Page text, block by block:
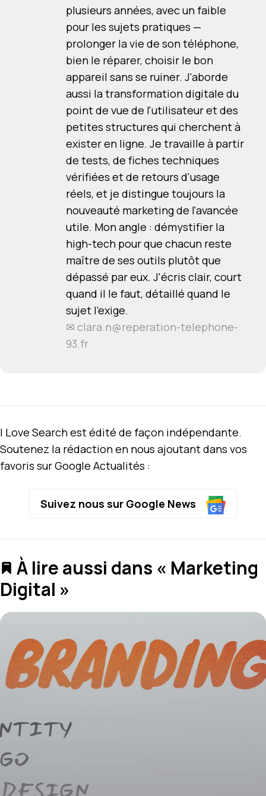
plusieurs années, avec un faible
pour les sujets pratiques —
prolonger la vie de son téléphone,
bien le réparer, choisir le bon
appareil sans se ruiner. J'aborde
aussi la transformation digitale du
point de vue de l'utilisateur et des
petites structures qui cherchent à
exister en ligne. Je travaille à partir
de tests, de fiches techniques
vérifiées et de retours d'usage
réels, et je distingue toujours la
nouveauté marketing de l'avancée
utile. Mon angle : démystifier la
high-tech pour que chacun reste
maître de ses outils plutôt que
dépassé par eux. J'écris clair, court
quand il le faut, détaillé quand le
sujet l'exige.
✉ clara.n@reperation-telephone-
93.fr
I Love Search est édité de façon indépendante.
Soutenez la rédaction en nous ajoutant dans vos
favoris sur Google Actualités :
Suivez nous sur Google News
À lire aussi dans « Marketing
Digital »